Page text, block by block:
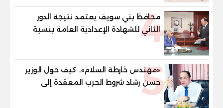
4
محافظ بني سويف يعتمد نتيجة الدور
الثاني للشهادة الإعدادية العامة بنسبة
والنور للمكفوفين
5
«مهندس خارطة السلام».. كيف حول الوزير
حسن رشاد شروط الحرب المعقدة إلى
"خارطة طريق" للانسحاب والإعمار؟